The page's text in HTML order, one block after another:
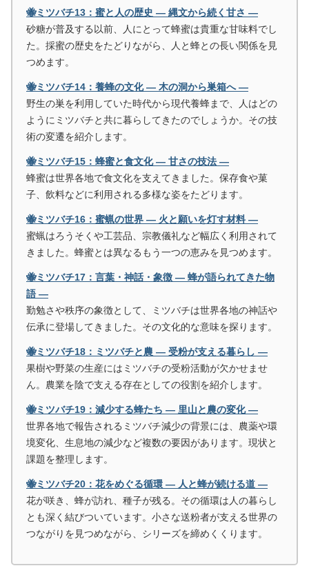
🐝ミツバチ13：蜜と人の歴史 ― 縄文から続く甘さ ―
砂糖が普及する以前、人にとって蜂蜜は貴重な甘味料でし
た。採蜜の歴史をたどりながら、人と蜂との長い関係を見
つめます。
🐝ミツバチ14：養蜂の文化 ― 木の洞から巣箱へ ―
野生の巣を利用していた時代から現代養蜂まで、人はどの
ようにミツバチと共に暮らしてきたのでしょうか。その技
術の変遷を紹介します。
🐝ミツバチ15：蜂蜜と食文化 ― 甘さの技法 ―
蜂蜜は世界各地で食文化を支えてきました。保存食や菓
子、飲料などに利用される多様な姿をたどります。
🐝ミツバチ16：蜜蝋の世界 ― 火と願いを灯す材料 ―
蜜蝋はろうそくや工芸品、宗教儀礼など幅広く利用されて
きました。蜂蜜とは異なるもう一つの恵みを見つめます。
🐝ミツバチ17：言葉・神話・象徴 ― 蜂が語られてきた物
語 ―
勤勉さや秩序の象徴として、ミツバチは世界各地の神話や
伝承に登場してきました。その文化的な意味を探ります。
🐝ミツバチ18：ミツバチと農 ― 受粉が支える暮らし ―
果樹や野菜の生産にはミツバチの受粉活動が欠かせませ
ん。農業を陰で支える存在としての役割を紹介します。
🐝ミツバチ19：減少する蜂たち ― 里山と農の変化 ―
世界各地で報告されるミツバチ減少の背景には、農薬や環
境変化、生息地の減少など複数の要因があります。現状と
課題を整理します。
🐝ミツバチ20：花をめぐる循環 ― 人と蜂が続ける道 ―
花が咲き、蜂が訪れ、種子が残る。その循環は人の暮らし
とも深く結びついています。小さな送粉者が支える世界の
つながりを見つめながら、シリーズを締めくくります。